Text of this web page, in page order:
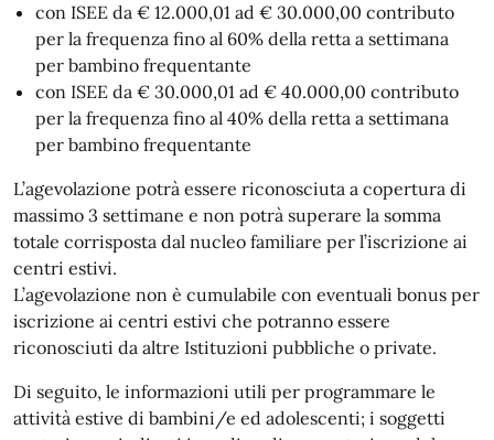
con ISEE da € 12.000,01 ad € 30.000,00 contributo
per la frequenza fino al 60% della retta a settimana
per bambino frequentante
con ISEE da € 30.000,01 ad € 40.000,00 contributo
per la frequenza fino al 40% della retta a settimana
per bambino frequentante
L’agevolazione potrà essere riconosciuta a copertura di
massimo 3 settimane e non potrà superare la somma
totale corrisposta dal nucleo familiare per l’iscrizione ai
centri estivi.
L’agevolazione non è cumulabile con eventuali bonus per
iscrizione ai centri estivi che potranno essere
riconosciuti da altre Istituzioni pubbliche o private.
Di seguito, le informazioni utili per programmare le
attività estive di bambini/e ed adolescenti; i soggetti